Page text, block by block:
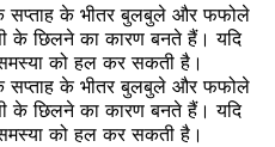
के भीतर बुलबुले और फफोले
के छिलने का कारण बनते हैं। यदि
को हल कर सकती है।
के भीतर बुलबुले और फफोले
के छिलने का कारण बनते हैं। यदि
को हल कर सकती है।